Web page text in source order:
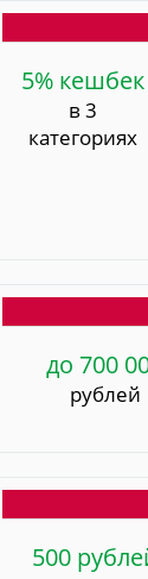
5% кешбек
в 3
категориях
до 700
рублей
500